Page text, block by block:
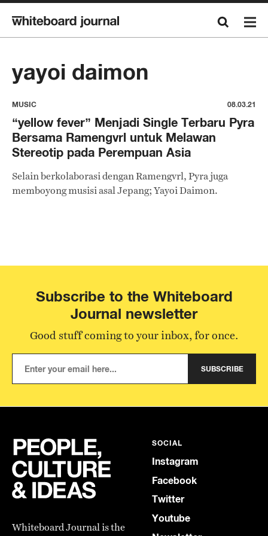
yayoi daimon
MUSIC 08.03.21
“yellow fever” Menjadi Single Terbaru Pyra
Bersama Ramengvrl untuk Melawan
Stereotip pada Perempuan Asia
Selain berkolaborasi dengan Ramengvrl, Pyra juga
memboyong musisi asal Jepang; Yayoi Daimon.
Subscribe to the Whiteboard
Journal newsletter
Good stuff coming to your inbox, for once.
SUBSCRIBE
Whiteboard Journal is the
SOCIAL
Instagram
Facebook
Twitter
Youtube